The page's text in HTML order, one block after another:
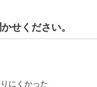
せください。
にくかった